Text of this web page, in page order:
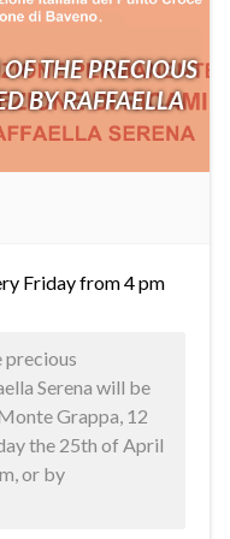
THE PRECIOUS
BY RAFFAELLA
Friday from 4 pm
precious
Serena will be
Grappa, 12
the 25th of April
or by